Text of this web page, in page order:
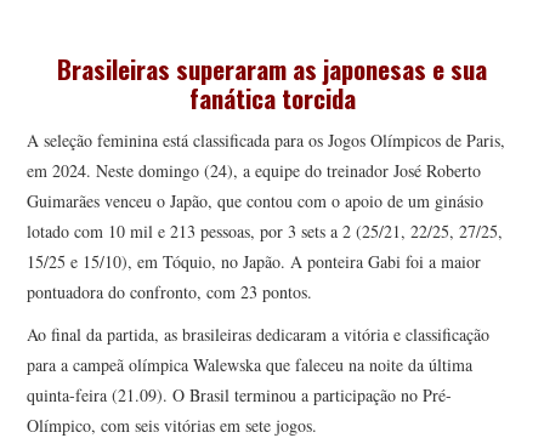
Brasileiras superaram as japonesas e sua
fanática torcida
A seleção feminina está classificada para os Jogos Olímpicos de Paris,
em 2024. Neste domingo (24), a equipe do treinador José Roberto
Guimarães venceu o Japão, que contou com o apoio de um ginásio
lotado com 10 mil e 213 pessoas, por 3 sets a 2 (25/21, 22/25, 27/25,
15/25 e 15/10), em Tóquio, no Japão. A ponteira Gabi foi a maior
pontuadora do confronto, com 23 pontos.
Ao final da partida, as brasileiras dedicaram a vitória e classificação
para a campeã olímpica Walewska que faleceu na noite da última
quinta-feira (21.09). O Brasil terminou a participação no Pré-
Olímpico, com seis vitórias em sete jogos.